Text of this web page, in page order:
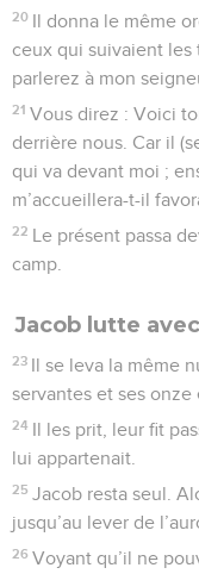
20 Il donna le même
ceux qui suivaient les
parlerez à mon
21 Vous direz : Voici
derrière nous. Car il
qui va devant moi ;
m’accueillera-t-il
22 Le présent passa
camp.
Jacob lutte
23 Il se leva la même
servantes et ses onze
24 Il les prit, leur fit
lui appartenait.
25 Jacob resta seul.
jusqu’au lever de
26 Voyant qu’il ne